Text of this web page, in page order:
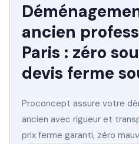
ancien
Paris : zéro
devis ferme
Proconcept assure votre
ancien avec rigueur et
prix ferme garanti, zéro